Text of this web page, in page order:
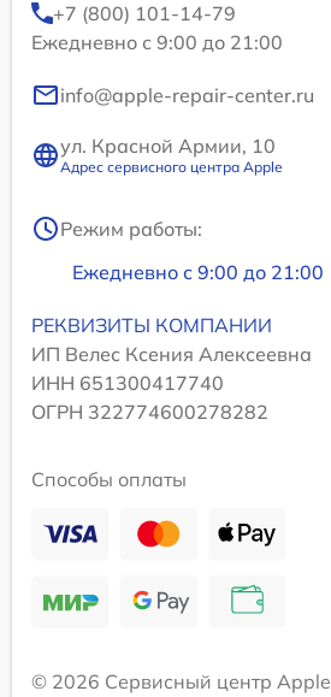
+7 (800) 101-14-79
Ежедневно с 9:00 до 21:00
info@apple-repair-center.ru
ул. Красной Армии, 10
Адрес сервисного центра Apple
Режим работы:
Ежедневно с 9:00 до 21:00
РЕКВИЗИТЫ КОМПАНИИ
ИП Велес Ксения Алексеевна
ИНН 651300417740
ОГРН 322774600278282
Способы оплаты
© 2026 Сервисный центр Apple